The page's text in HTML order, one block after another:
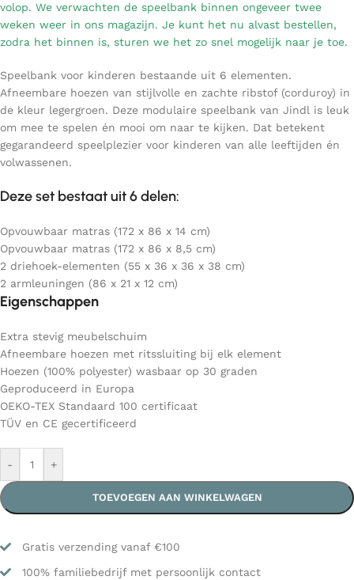
volop. We verwachten de speelbank binnen ongeveer twee
weken weer in ons magazijn. Je kunt het nu alvast bestellen,
zodra het binnen is, sturen we het zo snel mogelijk naar je toe.
Speelbank voor kinderen bestaande uit 6 elementen.
Afneembare hoezen van stijlvolle en zachte ribstof (corduroy) in
de kleur legergroen. Deze modulaire speelbank van Jindl is leuk
om mee te spelen én mooi om naar te kijken. Dat betekent
gegarandeerd speelplezier voor kinderen van alle leeftijden én
volwassenen.
Deze set bestaat uit 6 delen:
Opvouwbaar matras (172 x 86 x 14 cm)
Opvouwbaar matras (172 x 86 x 8,5 cm)
2 driehoek-elementen (55 x 36 x 36 x 38 cm)
2 armleuningen (86 x 21 x 12 cm)
Eigenschappen
Extra stevig meubelschuim
Afneembare hoezen met ritssluiting bij elk element
Hoezen (100% polyester) wasbaar op 30 graden
Geproduceerd in Europa
OEKO-TEX Standaard 100 certificaat
TÜV en CE gecertificeerd
- +
TOEVOEGEN AAN WINKELWAGEN
Gratis verzending vanaf €100
100% familiebedrijf met persoonlijk contact